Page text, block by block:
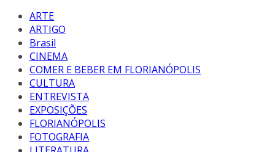
ARTE
ARTIGO
Brasil
CINEMA
COMER E BEBER EM FLORIANÓPOLIS
CULTURA
ENTREVISTA
EXPOSIÇÕES
FLORIANÓPOLIS
FOTOGRAFIA